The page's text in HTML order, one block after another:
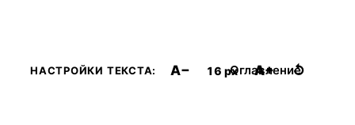
НАСТРОЙКИ ТЕКСТА: A− 16 px A+ ↺
Оглавление